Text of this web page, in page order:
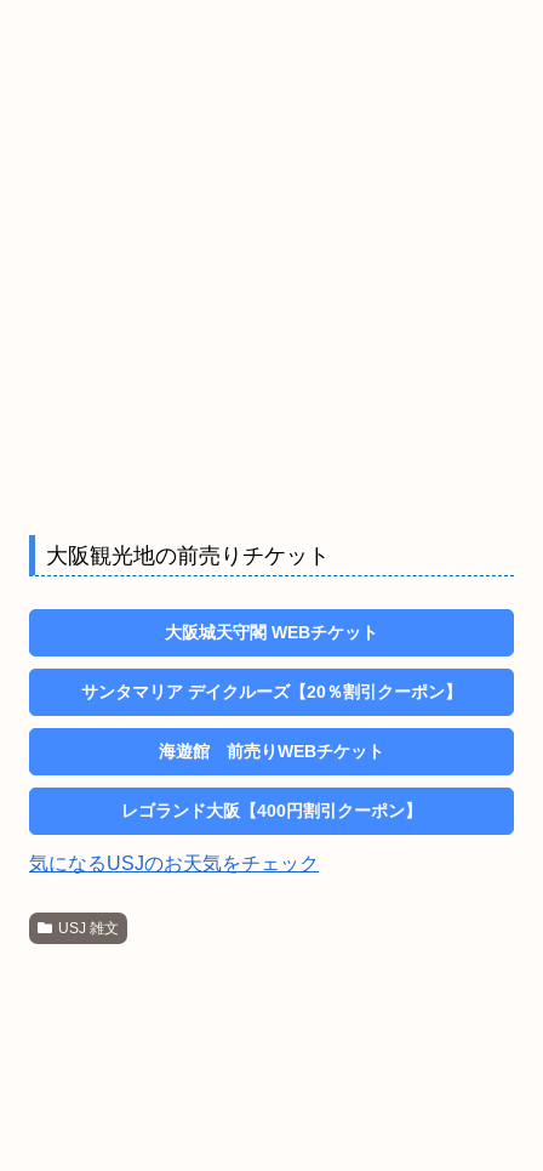
大阪観光地の前売りチケット
大阪城天守閣 WEBチケット
サンタマリア デイクルーズ【20％割引クーポン】
海遊館 前売りWEBチケット
レゴランド大阪【400円割引クーポン】
気になるUSJのお天気をチェック
USJ 雑文